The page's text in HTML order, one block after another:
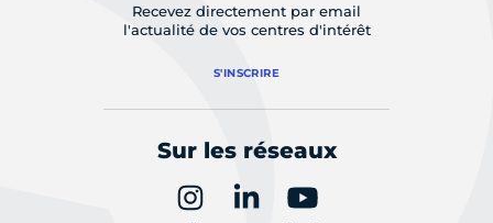
Recevez directement par email
l'actualité de vos centres d'intérêt
S'INSCRIRE
Sur les réseaux